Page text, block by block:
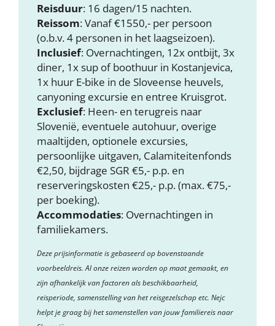
Reisduur: 16 dagen/15 nachten.
Reissom: Vanaf €1550,- per persoon
(o.b.v. 4 personen in het laagseizoen).
Inclusief: Overnachtingen, 12x ontbijt, 3x
diner, 1x sup of boothuur in Kostanjevica,
1x huur E-bike in de Sloveense heuvels,
canyoning excursie en entree Kruisgrot.
Exclusief: Heen- en terugreis naar
Slovenië, eventuele autohuur, overige
maaltijden, optionele excursies,
persoonlijke uitgaven, Calamiteitenfonds
€2,50, bijdrage SGR €5,- p.p. en
reserveringskosten €25,- p.p. (max. €75,-
per boeking).
Accommodaties: Overnachtingen in
familiekamers.
Deze prijsinformatie is gebaseerd op bovenstaande
voorbeeldreis. Al onze reizen worden op maat gemaakt, en
zijn afhankelijk van factoren als beschikbaarheid,
reisperiode, samenstelling van het reisgezelschap etc. Nejc
helpt je graag bij het samenstellen van jouw familiereis naar